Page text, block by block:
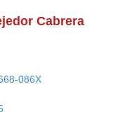
Cabrera
086X